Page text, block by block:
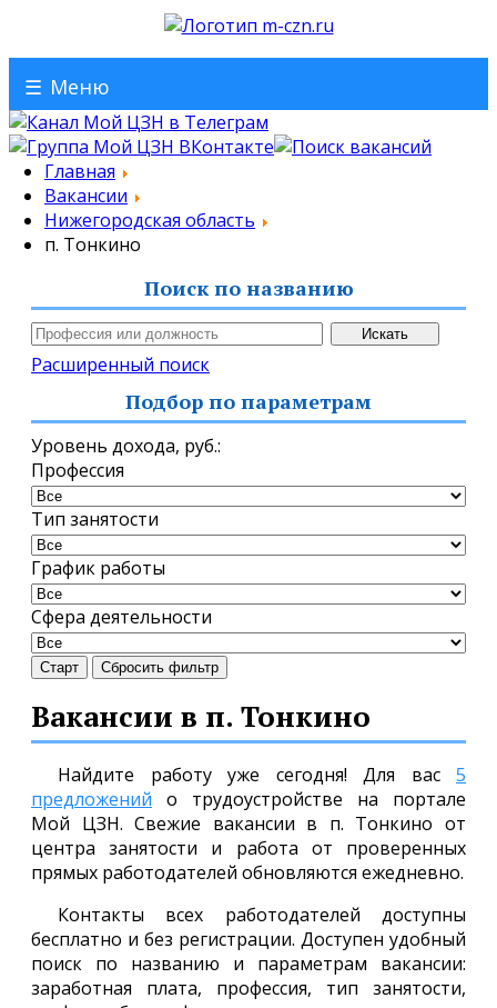
☰ Меню
Главная
Вакансии
Нижегородская область
п. Тонкино
Поиск по названию
Расширенный поиск
Подбор по параметрам
Уровень дохода, руб.:
Профессия
Тип занятости
График работы
Сфера деятельности
Старт Сбросить фильтр
Вакансии в п. Тонкино
Найдите работу уже сегодня! Для вас 5
предложений о трудоустройстве на портале
Мой ЦЗН. Свежие вакансии в п. Тонкино от
центра занятости и работа от проверенных
прямых работодателей обновляются ежедневно.
Контакты всех работодателей доступны
бесплатно и без регистрации. Доступен удобный
поиск по названию и параметрам вакансии:
заработная плата, профессия, тип занятости,